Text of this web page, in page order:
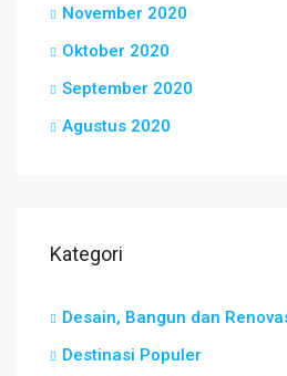
November 2020
Oktober 2020
September 2020
Agustus 2020
Kategori
Desain, Bangun dan
Destinasi Populer